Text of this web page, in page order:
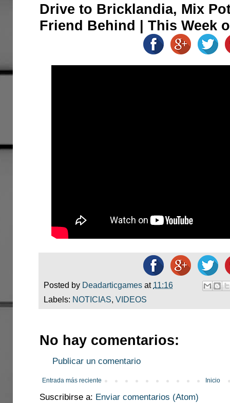
Drive to Bricklandia, Mix
Friend Behind | This Week
Posted by Deadarticgames at 11:16
Labels: NOTICIAS, VIDEOS
No hay comentarios:
Publicar un comentario
Entrada más reciente Inicio
Suscribirse a: Enviar comentarios (Atom)